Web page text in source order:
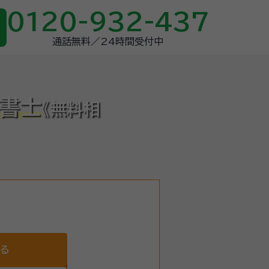
0120-932-437
通話無料／24時間受付中
士《無料相